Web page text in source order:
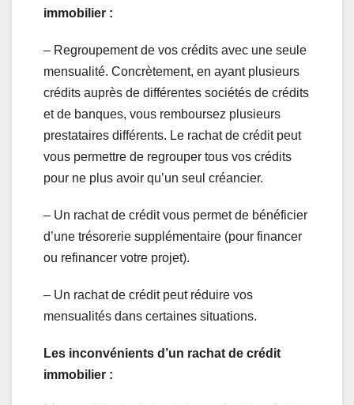
immobilier :
– Regroupement de vos crédits avec une seule
mensualité. Concrètement, en ayant plusieurs
crédits auprès de différentes sociétés de crédits
et de banques, vous remboursez plusieurs
prestataires différents. Le rachat de crédit peut
vous permettre de regrouper tous vos crédits
pour ne plus avoir qu’un seul créancier.
– Un rachat de crédit vous permet de bénéficier
d’une trésorerie supplémentaire (pour financer
ou refinancer votre projet).
– Un rachat de crédit peut réduire vos
mensualités dans certaines situations.
Les inconvénients d’un rachat de crédit
immobilier :